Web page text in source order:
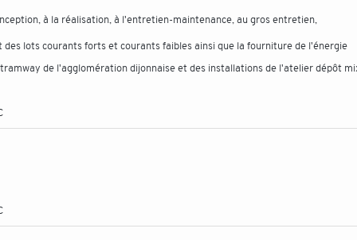
à la réalisation, à l'entretien-maintenance, au gros entretien,
lots courants forts et courants faibles ainsi que la fourniture de l'énergie
de l'agglomération dijonnaise et des installations de l'atelier dépôt